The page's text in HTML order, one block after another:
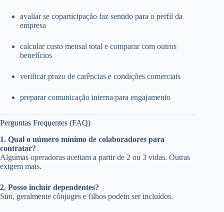
avaliar se coparticipação faz sentido para o perfil da
empresa
calcular custo mensal total e comparar com outros
benefícios
verificar prazo de carências e condições comerciais
preparar comunicação interna para engajamento
Perguntas Frequentes (FAQ)
1. Qual o número mínimo de colaboradores para
contratar?
Algumas operadoras aceitam a partir de 2 ou 3 vidas. Outras
exigem mais.
2. Posso incluir dependentes?
Sim, geralmente cônjuges e filhos podem ser incluídos.